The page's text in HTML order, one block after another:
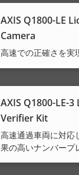
AXIS Q1800-LE
Camera
高速での正確さを実
AXIS Q1800-LE-
Verifier Kit
高速通過車両に対応
果の高いナンバープ